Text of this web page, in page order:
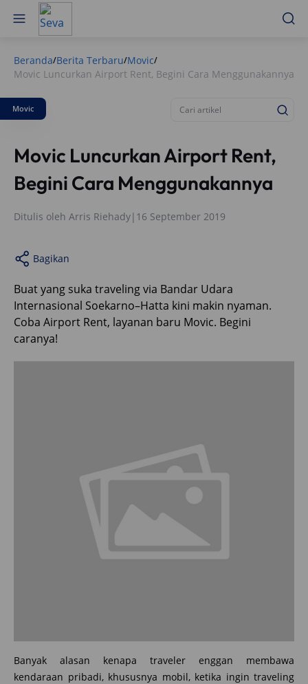
Beranda/Berita Terbaru/Movic/
Movic Luncurkan Airport Rent, Begini Cara Menggunakannya
Movic
Movic Luncurkan Airport Rent,
Begini Cara Menggunakannya
Ditulis oleh Arris Riehady| 16 September 2019
Bagikan
Buat yang suka traveling via Bandar Udara
Internasional Soekarno–Hatta kini makin nyaman.
Coba Airport Rent, layanan baru Movic. Begini
caranya!
Banyak alasan kenapa traveler enggan membawa
kendaraan pribadi, khususnya mobil, ketika ingin traveling